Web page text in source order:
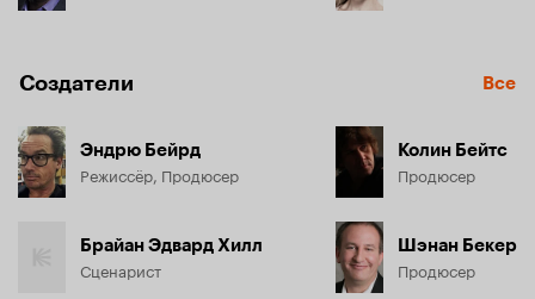
Создатели Все
Эндрю Бейрд
Режиссёр, Продюсер
Брайан Эдвард Хилл
Сценарист
Колин Бейтс
Продюсер
Шэнан Бекер
Продюсер